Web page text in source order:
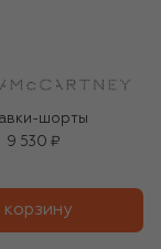
шорты
9 530 ₽
корзину